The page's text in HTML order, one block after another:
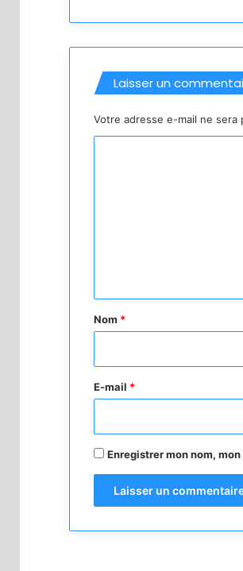
Laisser un
Votre adresse e-mail ne sera
a
r
e
Nom *
E-mail *
Enregistrer mon nom,